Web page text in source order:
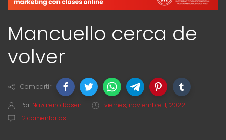
Mancuello cerca de
volver
Compartir
Por Nazareno Rosen
viernes, noviembre 11, 2022
2 comentarios